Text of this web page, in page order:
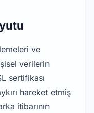
ve
verilerin
sertifikası
hareket etmiş
itibarının